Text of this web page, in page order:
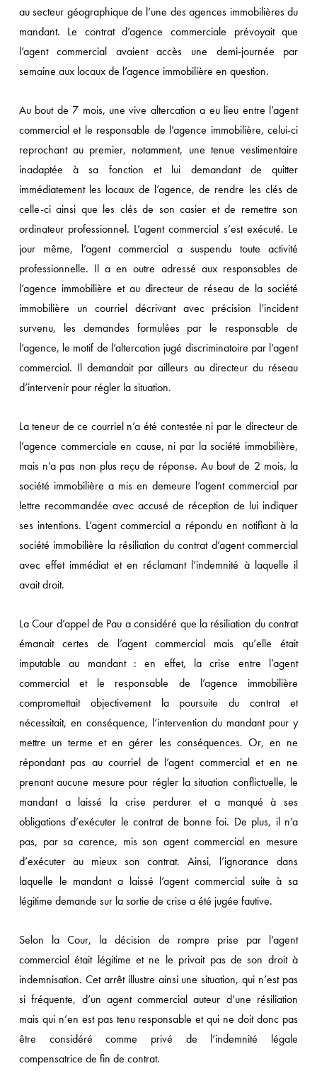
au secteur géographique de l’une des agences immobilières du
mandant. Le contrat d’agence commerciale prévoyait que
l’agent commercial avaient accès une demi-journée par
semaine aux locaux de l’agence immobilière en question.
Au bout de 7 mois, une vive altercation a eu lieu entre l’agent
commercial et le responsable de l’agence immobilière, celui-ci
reprochant au premier, notamment, une tenue vestimentaire
inadaptée à sa fonction et lui demandant de quitter
immédiatement les locaux de l’agence, de rendre les clés de
celle-ci ainsi que les clés de son casier et de remettre son
ordinateur professionnel. L’agent commercial s’est exécuté. Le
jour même, l’agent commercial a suspendu toute activité
professionnelle. Il a en outre adressé aux responsables de
l’agence immobilière et au directeur de réseau de la société
immobilière un courriel décrivant avec précision l’incident
survenu, les demandes formulées par le responsable de
l’agence, le motif de l’altercation jugé discriminatoire par l’agent
commercial. Il demandait par ailleurs au directeur du réseau
d’intervenir pour régler la situation.
La teneur de ce courriel n’a été contestée ni par le directeur de
l’agence commerciale en cause, ni par la société immobilière,
mais n’a pas non plus reçu de réponse. Au bout de 2 mois, la
société immobilière a mis en demeure l’agent commercial par
lettre recommandée avec accusé de réception de lui indiquer
ses intentions. L’agent commercial a répondu en notifiant à la
société immobilière la résiliation du contrat d’agent commercial
avec effet immédiat et en réclamant l’indemnité à laquelle il
avait droit.
La Cour d’appel de Pau a considéré que la résiliation du contrat
émanait certes de l’agent commercial mais qu’elle était
imputable au mandant : en effet, la crise entre l’agent
commercial et le responsable de l’agence immobilière
compromettait objectivement la poursuite du contrat et
nécessitait, en conséquence, l’intervention du mandant pour y
mettre un terme et en gérer les conséquences. Or, en ne
répondant pas au courriel de l’agent commercial et en ne
prenant aucune mesure pour régler la situation conflictuelle, le
mandant a laissé la crise perdurer et a manqué à ses
obligations d’exécuter le contrat de bonne foi. De plus, il n’a
pas, par sa carence, mis son agent commercial en mesure
d’exécuter au mieux son contrat. Ainsi, l’ignorance dans
laquelle le mandant a laissé l’agent commercial suite à sa
légitime demande sur la sortie de crise a été jugée fautive.
Selon la Cour, la décision de rompre prise par l’agent
commercial était légitime et ne le privait pas de son droit à
indemnisation. Cet arrêt illustre ainsi une situation, qui n’est pas
si fréquente, d’un agent commercial auteur d’une résiliation
mais qui n’en est pas tenu responsable et qui ne doit donc pas
être considéré comme privé de l’indemnité légale
compensatrice de fin de contrat.